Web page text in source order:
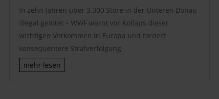
In zehn Jahren über 3.300 Störe in der Unteren Donau
illegal getötet – WWF warnt vor Kollaps dieser
wichtigen Vorkommen in Europa und fordert
konsequentere Strafverfolgung
mehr lesen